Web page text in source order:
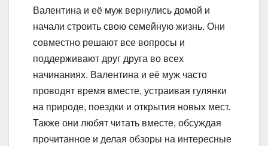
Валентина и её муж вернулись домой и
начали строить свою семейную жизнь. Они
совместно решают все вопросы и
поддерживают друг друга во всех
начинаниях. Валентина и её муж часто
проводят время вместе, устраивая гулянки
на природе, поездки и открытия новых мест.
Также они любят читать вместе, обсуждая
прочитанное и делая обзоры на интересные